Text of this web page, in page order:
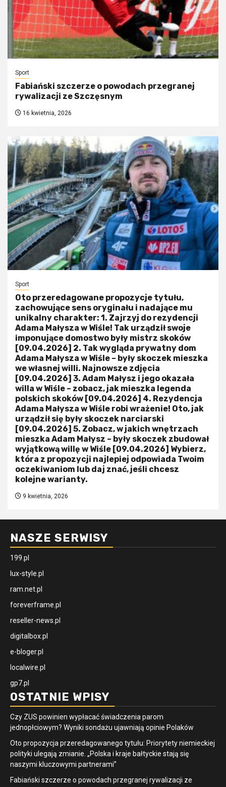
Sport
Fabiański szczerze o powodach przegranej
rywalizacji ze Szczęsnym
16 kwietnia, 2026
Sport
Oto przeredagowane propozycje tytułu,
zachowujące sens oryginału i nadające mu
unikalny charakter: 1. Zajrzyj do rezydencji
Adama Małysza w Wiśle! Tak urządził swoje
imponujące domostwo były mistrz skoków
[09.04.2026] 2. Tak wygląda prywatny dom
Adama Małysza w Wiśle – były skoczek mieszka
we własnej willi. Najnowsze zdjęcia
[09.04.2026] 3. Adam Małysz i jego okazała
willa w Wiśle – zobacz, jak mieszka legenda
polskich skoków [09.04.2026] 4. Rezydencja
Adama Małysza w Wiśle robi wrażenie! Oto, jak
urządził się były skoczek narciarski
[09.04.2026] 5. Zobacz, w jakich wnętrzach
mieszka Adam Małysz – były skoczek zbudował
wyjątkową willę w Wiśle [09.04.2026] Wybierz,
która z propozycji najlepiej odpowiada Twoim
oczekiwaniom lub daj znać, jeśli chcesz
kolejne warianty.
9 kwietnia, 2026
NASZE SERWISY
199.pl
lux-style.pl
ram.net.pl
foreverframe.pl
reseller-news.pl
digitalbox.pl
e-bloger.pl
localwire.pl
gp7.pl
OSTATNIE WPISY
Czy ZUS powinien wypłacać świadczenia parom
jednopłciowym? Wyniki sondażu ujawniają opinie Polaków
Oto propozycja przeredagowanego tytułu: Priorytety niemieckiej
polityki ulegają zmianie. „Polska i kraje bałtyckie stają się
naszymi kluczowymi partnerami”
Fabiański szczerze o powodach przegranej rywalizacji ze